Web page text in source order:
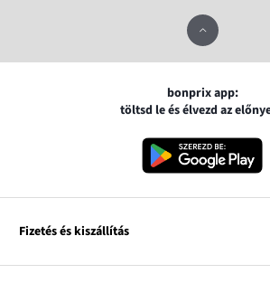
bonprix app:
töltsd le és élvezd az
Fizetés és kiszállítás